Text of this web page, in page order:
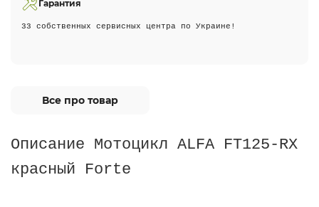
Гарантия
33 собственных сервисных центра по Украине!
Все про товар
Описание Мотоцикл ALFA FT125-RX
красный Forte